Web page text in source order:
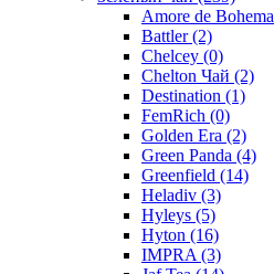
Amore de Bohema
Battler(2)
Chelcey (0)
Chelton Чай (2)
Destination (1)
FemRich (0)
Golden Era (2)
Green Panda (4)
Greenfield (14)
Heladiv (3)
Hyleys (5)
Hyton (16)
IMPRA (3)